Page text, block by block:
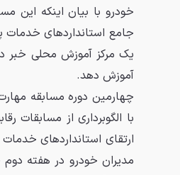
خودرو با بیان اینکه این
جامع استانداردهای خدمات
آموزش ‌دهد.
چهارمین دوره مسابقه
با الگوبرداری از
ارتقای استانداردهای